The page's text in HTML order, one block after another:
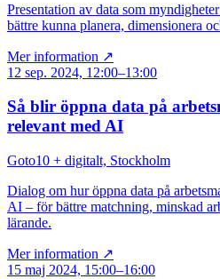
Presentation av data som
bättre kunna planera, dimensionera
Mer information ↗
12 sep. 2024, 12:00–13:00
Så blir öppna data på
relevant med AI
Goto10 + digitalt, Stockholm
Dialog om hur öppna data på
AI – för bättre matchning, minskad
lärande.
Mer information ↗
15 maj 2024, 15:00–16:00